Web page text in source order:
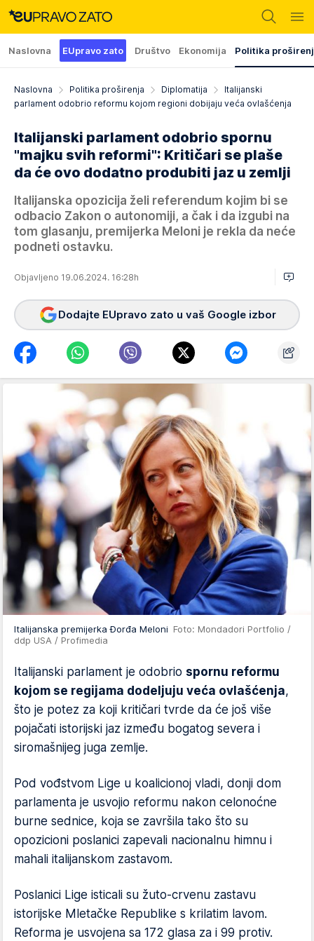
Naslovna EUpravo zato Društvo Ekonomija Politika
Naslovna Politika proširenja Diplomatija
Italijanski
parlament odobrio reformu kojom regioni dobijaju veća ovlašćenja
Italijanski parlament odobrio spornu
"majku svih reformi": Kritičari se plaše
da će ovo dodatno produbiti jaz u zemlji
Italijanska opozicija želi referendum kojim bi se
odbacio Zakon o autonomiji, a čak i da izgubi na
tom glasanju, premijerka Meloni je rekla da neće
podneti ostavku.
Objavljeno 19.06.2024. 16:28h
Dodajte EUpravo zato u vaš Google izbor
Italijanska premijerka Đorđa Meloni Foto: Mondadori Portfolio /
ddp USA / Profimedia
Italijanski parlament je odobrio spornu reformu
kojom se regijama dodeljuju veća ovlašćenja,
što je potez za koji kritičari tvrde da će još više
pojačati istorijski jaz između bogatog severa i
siromašnijeg juga zemlje.
Pod vođstvom Lige u koalicionoj vladi, donji dom
parlamenta je usvojio reformu nakon celonoćne
burne sednice, koja se završila tako što su
opozicioni poslanici zapevali nacionalnu himnu i
mahali italijanskom zastavom.
Poslanici Lige isticali su žuto-crvenu zastavu
istorijske Mletačke Republike s krilatim lavom.
Reforma je usvojena sa 172 glasa za i 99 protiv.